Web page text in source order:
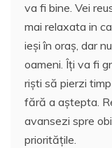
va fi bine. Vei
mai relaxata in
ieși în oraș, dar
oameni. Îți va fi
riști să pierzi
fără a aștepta.
avansezi spre
prioritățile.